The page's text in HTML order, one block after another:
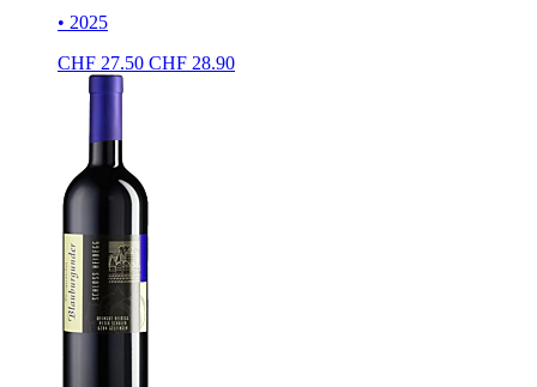
• 2025
CHF 27.50 CHF 28.90